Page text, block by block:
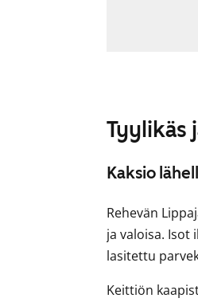
Tyylikäs
Kaksio
Rehevän
ja valoisa. Isot
lasitettu
Keittiön